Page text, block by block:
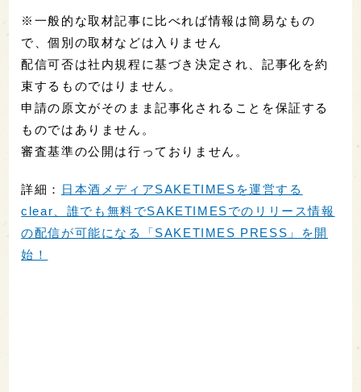
※一般的な取材記事に比べれば情報は簡易なもの
で、個別の取材などは入りません
配信可否は社内規程に基づき決定され、記事化を約
束するものではりません。
申請の原文がそのまま記事化されることを保証する
ものではありません。
審査基準の公開は行っておりません。
詳細： 日本酒メディアSAKETIMESを運営する
clear、誰でも無料でSAKETIMESでのリリース情報
の配信が可能になる「SAKETIMES PRESS」を開
始！